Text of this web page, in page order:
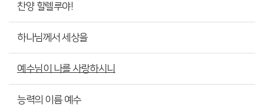
찬양 할렐루야!
하나님께서 세상을
예수님이 나를 사랑하시니
능력의 이름 예수